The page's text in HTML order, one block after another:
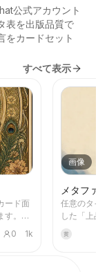
公式アカウント
表を出版品質で
をカードセット
すべて表示
ード面
す。好
など）
れ
0 1k
画像
メタファ
任意のタイ
した「上品
なブルー＋
黄